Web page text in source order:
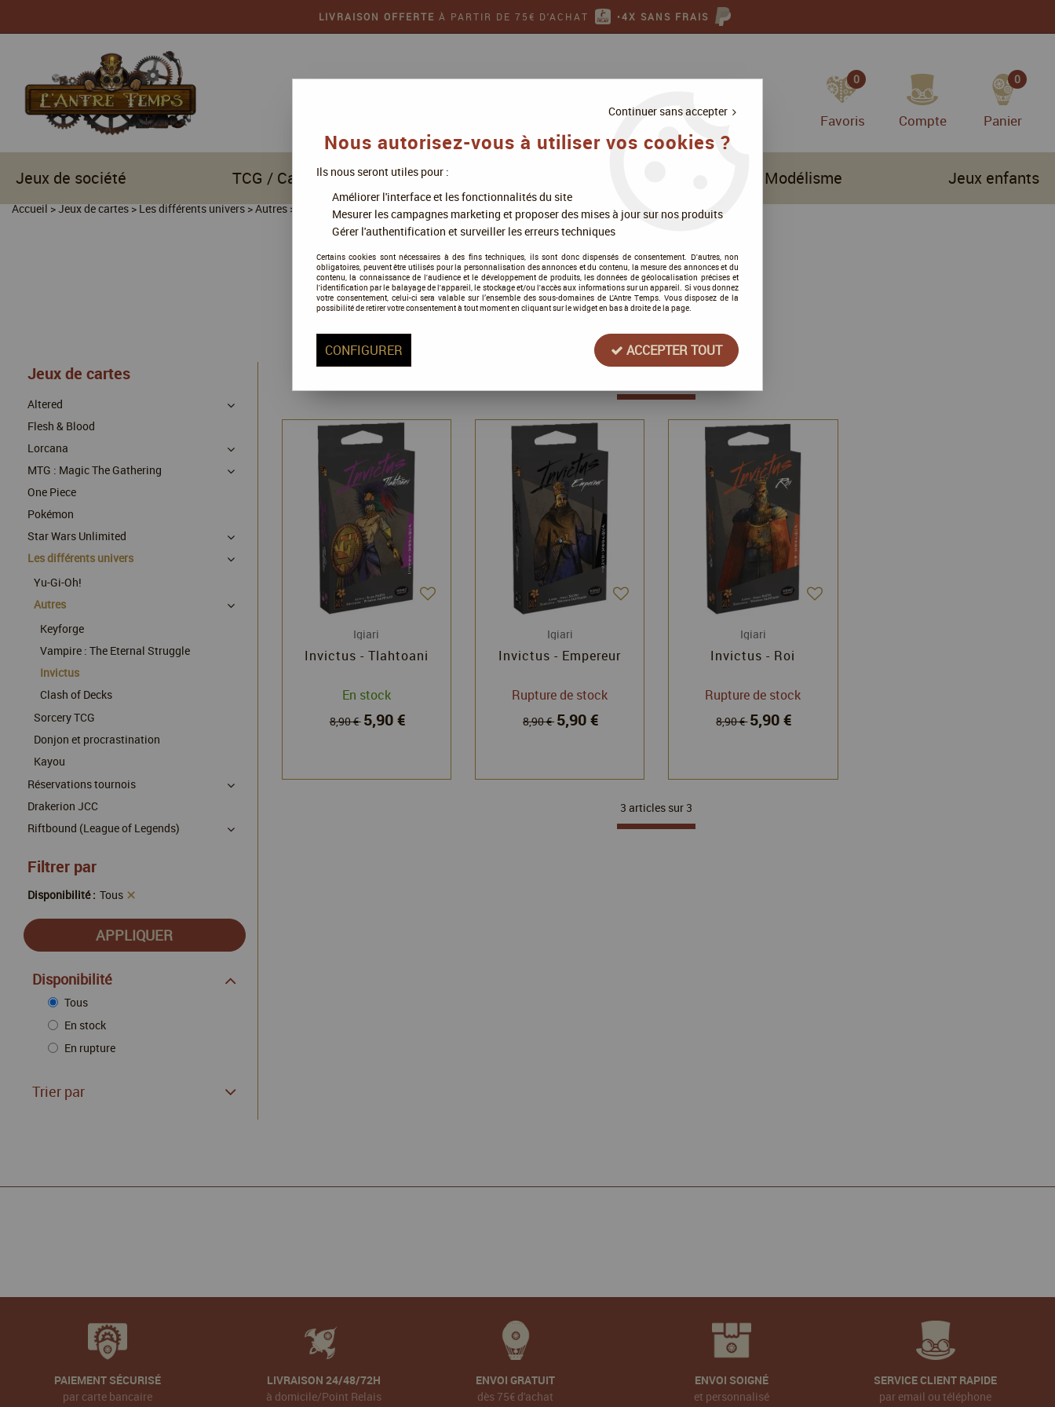
LIVRAISON OFFERTE À PARTIR DE 75€ D'ACHAT •4X SANS FRAIS
0
Favoris Compte
0
Panier
Jeux de société TCG / Cartes à collectionner Modélisme Jeux enfants
Accueil>Jeux de cartes>Les différents univers>Autres> Invictus
Invictus
Tous nos produits de la gamme
Jeux de cartes
Altered
Flesh & Blood
Lorcana
MTG : Magic The Gathering
One Piece
Pokémon
Star Wars Unlimited
Les différents univers
Yu-Gi-Oh!
Autres
Keyforge
Vampire : The Eternal Struggle
Invictus
Clash of Decks
Sorcery TCG
Donjon et procrastination
Kayou
Réservations tournois
Drakerion JCC
Riftbound (League of Legends)
Filtrer par
Disponibilité : Tous
Disponibilité
Tous
En stock
En rupture
Trier par
Igiari
Invictus - Tlahtoani
En stock
8,90 € 5,90 €
Igiari
Invictus - Empereur
Rupture de stock
8,90 € 5,90 €
Igiari
Invictus - Roi
Rupture de stock
8,90 €5,90 €
3 articles sur 3
PAIEMENT SÉCURISÉ
par carte bancaire
LIVRAISON 24/48/72H
à domicile/Point Relais
ENVOI GRATUIT
dès 75€ d'achat
ENVOI SOIGNÉ
et personnalisé
SERVICE CLIENT RAPIDE
par email ou téléphone
Continuer sans accepter
Nous autorisez-vous à utiliser vos cookies ?
Ils nous seront utiles pour :
Améliorer l'interface et les fonctionnalités du site
Mesurer les campagnes marketing et proposer des mises à jour sur nos produits
Gérer l'authentification et surveiller les erreurs techniques
Certains cookies sont nécessaires à des fins techniques, ils sont donc dispensés de consentement. D'autres, non
obligatoires, peuvent être utilisés pour la personnalisation des annonces et du contenu, la mesure des annonces et du
contenu, la connaissance de l'audience et le développement de produits, les données de géolocalisation précises et
l'identification par le balayage de l'appareil, le stockage et/ou l'accès aux informations sur un appareil. Si vous donnez
votre consentement, celui-ci sera valable sur l’ensemble des sous-domaines de L'Antre Temps. Vous disposez de la
possibilité de retirer votre consentement à tout moment en cliquant sur le widget en bas à droite de la page.
CONFIGURER ACCEPTER TOUT